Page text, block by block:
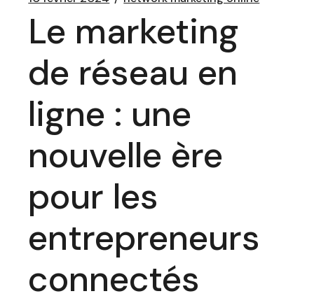
Le marketing
de réseau en
ligne : une
nouvelle ère
pour les
entrepreneurs
connectés